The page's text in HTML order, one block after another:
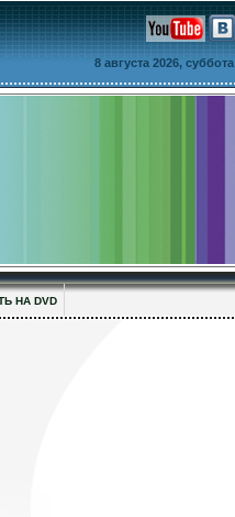
8 августа 2026, суббота
НА DVD